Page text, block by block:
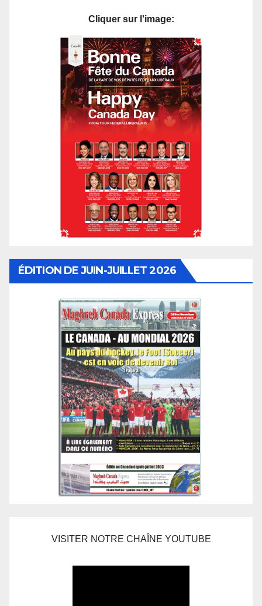
Cliquer sur l'image:
ÉDITION DE JUIN-JUILLET 2026
VISITER NOTRE CHAÎNE YOUTUBE